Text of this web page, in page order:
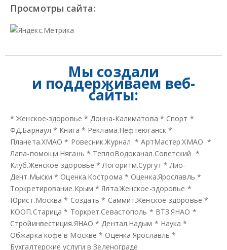
Просмотры сайта:
Мы создали
и поддерживаем веб-
сайты:
*Женское-здоровье * Донна-Калиматова * Спорт *
ФД.Барнаул * Книга * Реклама.Нефтеюганск *
Планета.ХМАО * Ровесник.Журнал *АртМастер.ХМАО *
Лапа-помощи.Нягань * ТеплоВодоканал.Советский *
Клуб.Женское-здоровье * Логоритм.Сургут * Лио-
Дент.Мыски * Оценка.Кострома * Оценка.Ярославль *
Торкретирование.Крым * Ялта.Женское-здоровье *
Юрист.Москва * Создать * Саммит.Женское-здоровье *
КООП.Старица * Торкрет.Севастополь * ВТЗ.ЯНАО *
Стройинвестиция.ЯНАО * Дентал.Надым * Наука *
Обжарка кофе в Москве * Оценка Ярославль *
Бухгалтерские услуги в Зеленограде